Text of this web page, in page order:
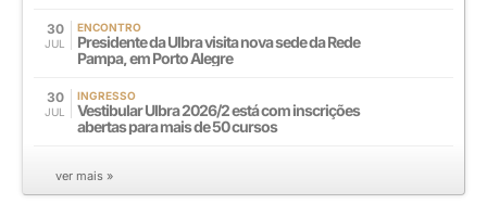
30
JUL
ENCONTRO
Presidente da Ulbra visita nova sede da Rede
Pampa, em Porto Alegre
30
JUL
INGRESSO
Vestibular Ulbra 2026/2 está com inscrições
abertas para mais de 50 cursos
ver mais »